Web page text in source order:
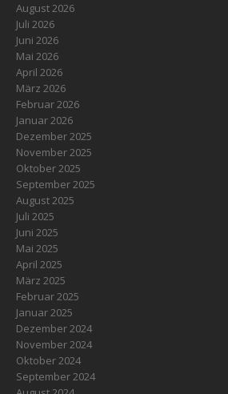
August 2026
Juli 2026
Juni 2026
Mai 2026
April 2026
März 2026
Februar 2026
Januar 2026
Dezember 2025
November 2025
Oktober 2025
September 2025
August 2025
Juli 2025
Juni 2025
Mai 2025
April 2025
März 2025
Februar 2025
Januar 2025
Dezember 2024
November 2024
Oktober 2024
September 2024